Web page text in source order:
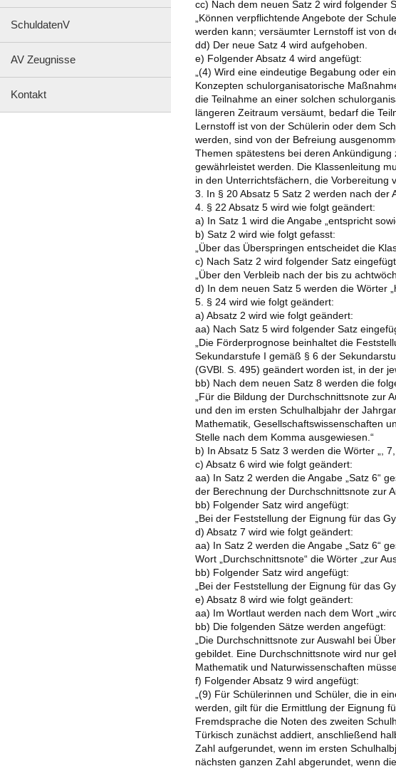
SchuldatenV
AV Zeugnisse
Kontakt
cc) Nach dem neuen Satz 2 wird folgender
„Können verpflichtende Angebote der
werden kann; versäumter Lernstoff ist von
dd) Der neue Satz 4 wird aufgehoben.
e) Folgender Absatz 4 wird angefügt:
„(4) Wird eine eindeutige Begabung oder
Konzepten schulorganisatorische
die Teilnahme an einer solchen
längeren Zeitraum versäumt, bedarf die
Lernstoff ist von der Schülerin oder dem
werden, sind von der Befreiung
Themen spätestens bei deren
gewährleistet werden. Die Klassenleitung
in den Unterrichtsfächern, die Vorbereitung
3. In § 20 Absatz 5 Satz 2 werden nach der
4. § 22 Absatz 5 wird wie folgt geändert:
a) In Satz 1 wird die Angabe „entspricht
b) Satz 2 wird wie folgt gefasst:
„Über das Überspringen entscheidet die
c) Nach Satz 2 wird folgender Satz
„Über den Verbleib nach der bis zu
d) In dem neuen Satz 5 werden die Wörter
5. § 24 wird wie folgt geändert:
a) Absatz 2 wird wie folgt geändert:
aa) Nach Satz 5 wird folgender Satz
„Die Förderprognose beinhaltet die
Sekundarstufe I gemäß § 6 der
(GVBl. S. 495) geändert worden ist, in der
bb) Nach dem neuen Satz 8 werden die
„Für die Bildung der Durchschnittsnote zur
und den im ersten Schulhalbjahr der
Mathematik, Gesellschaftswissenschaften
Stelle nach dem Komma ausgewiesen.“
b) In Absatz 5 Satz 3 werden die Wörter „,
c) Absatz 6 wird wie folgt geändert:
aa) In Satz 2 werden die Angabe „Satz 6“
der Berechnung der Durchschnittsnote zur
bb) Folgender Satz wird angefügt:
„Bei der Feststellung der Eignung für das
d) Absatz 7 wird wie folgt geändert:
aa) In Satz 2 werden die Angabe „Satz 6“
Wort „Durchschnittsnote“ die Wörter „zur
bb) Folgender Satz wird angefügt:
„Bei der Feststellung der Eignung für das
e) Absatz 8 wird wie folgt geändert:
aa) Im Wortlaut werden nach dem Wort
bb) Die folgenden Sätze werden angefügt:
„Die Durchschnittsnote zur Auswahl bei
gebildet. Eine Durchschnittsnote wird nur
Mathematik und Naturwissenschaften
f) Folgender Absatz 9 wird angefügt:
„(9) Für Schülerinnen und Schüler, die in
werden, gilt für die Ermittlung der Eignung
Fremdsprache die Noten des zweiten
Türkisch zunächst addiert, anschließend
Zahl aufgerundet, wenn im ersten
nächsten ganzen Zahl abgerundet, wenn